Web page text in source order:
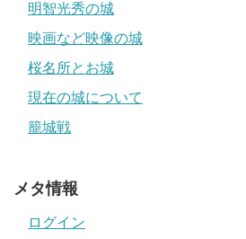
明智光秀の城
映画など映像の城
桜名所とお城
現在の城について
籠城戦
メタ情報
ログイン